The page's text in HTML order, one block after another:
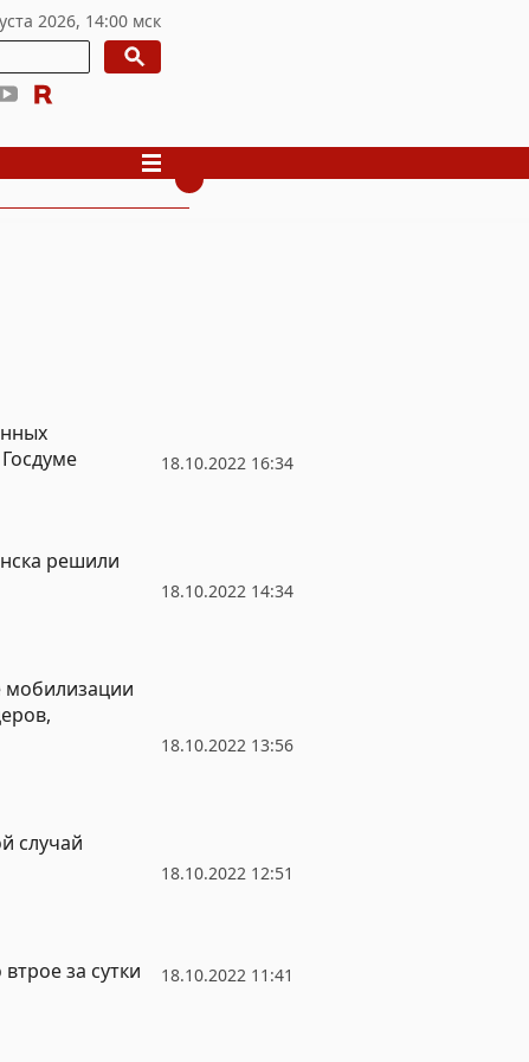
18.10.2022 16:34
18.10.2022 14:34
решили
18.10.2022 13:56
мобилизации
18.10.2022 12:51
случай
18.10.2022 11:41
за сутки